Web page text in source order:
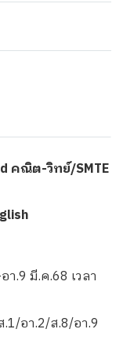
คณิต-วิทย์/SMTE
.9 มี.ค.68 เวลา
อา.2/ส.8/อา.9